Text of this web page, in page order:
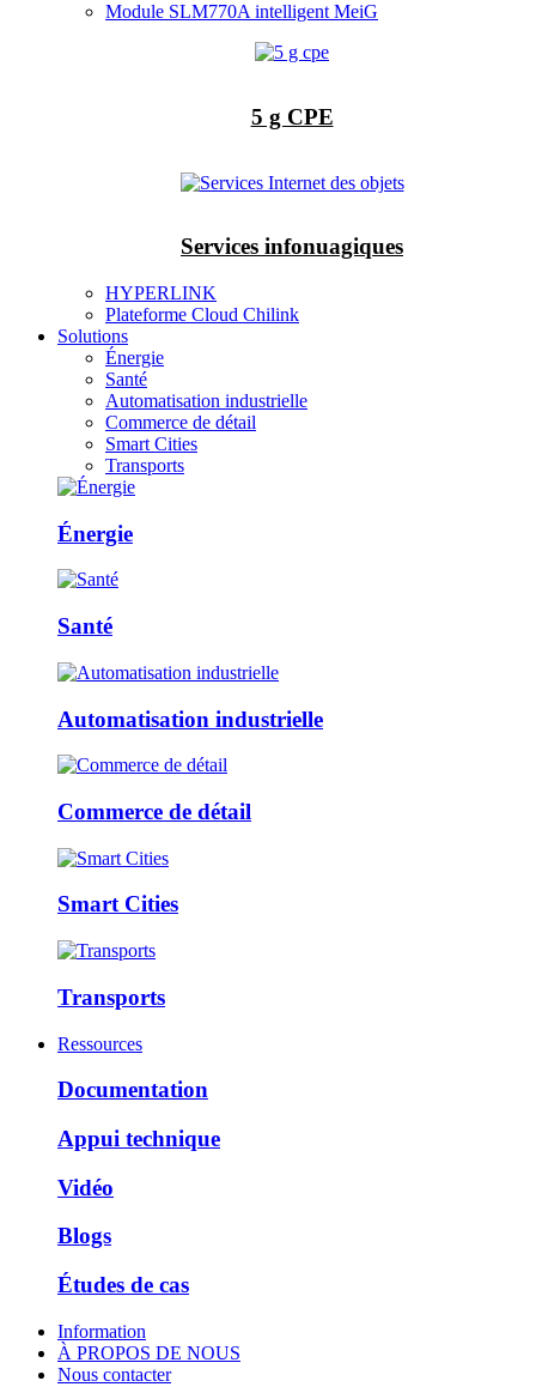
Module SLM770A intelligent MeiG
5 g CPE
Services infonuagiques
HYPERLINK
Plateforme Cloud Chilink
Solutions
Énergie
Santé
Automatisation industrielle
Commerce de détail
Smart Cities
Transports
Énergie
Santé
Automatisation industrielle
Commerce de détail
Smart Cities
Transports
Ressources
Documentation
Appui technique
Vidéo
Blogs
Études de cas
Information
À PROPOS DE NOUS
Nous contacter